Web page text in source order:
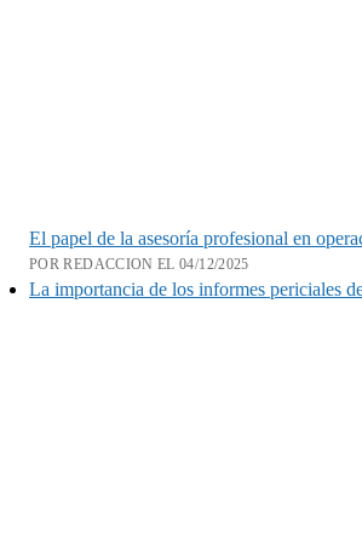
El papel de la asesoría profesional en
POR REDACCION EL 04/12/2025
La importancia de los informes periciales